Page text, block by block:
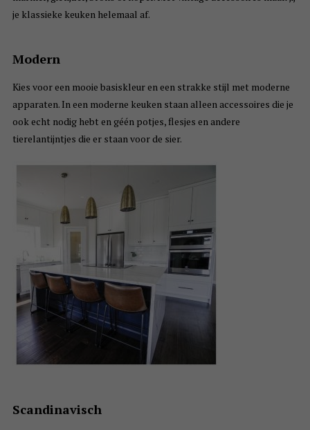
je klassieke keuken helemaal af.
Modern
Kies voor een mooie basiskleur en een strakke stijl met moderne
apparaten. In een moderne keuken staan alleen accessoires die je
ook echt nodig hebt en géén potjes, flesjes en andere
tierelantijntjes die er staan voor de sier.
Scandinavisch